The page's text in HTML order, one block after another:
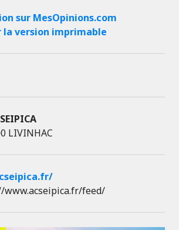
sur MesOpinions.com
la version imprimable
LIVINHAC
www.acseipica.fr/feed/